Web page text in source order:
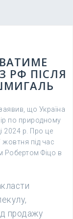
РФ ПІСЛЯ
що Україна
по природному
2024 р. Про це
жовтня під час
Робертом Фіцо в
продажу